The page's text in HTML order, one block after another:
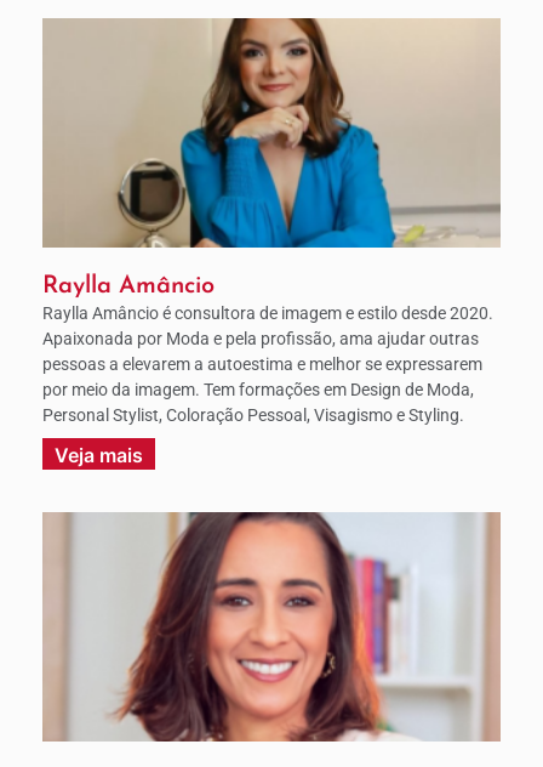
Raylla Amâncio
Raylla Amâncio é consultora de imagem e estilo desde 2020.
Apaixonada por Moda e pela profissão, ama ajudar outras
pessoas a elevarem a autoestima e melhor se expressarem
por meio da imagem. Tem formações em Design de Moda,
Personal Stylist, Coloração Pessoal, Visagismo e Styling.
Veja mais